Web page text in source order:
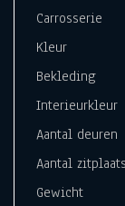
Carrosserie
Kleur
Bekleding
Interieurkleur
Aantal deuren
Aantal
Gewicht